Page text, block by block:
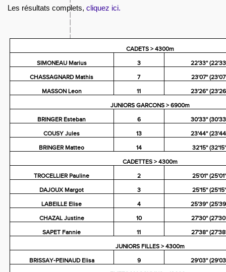
Les résultats complets, cliquez ici.
CADETS > 4300m
SIMONEAU Marius
3
22'33''
CHASSAGNARD Mathis
7
23'07''
MASSON Leon
11
23'26''
JUNIORS GARCONS > 6900m
BRINGER Esteban
6
30'33''
COUSY Jules
13
23'44''
BRINGER Matteo
14
32'15''
CADETTES > 4300m
TROCELLIER Pauline
2
25'01''
DAJOUX Margot
3
25'15''
LABEILLE Elise
4
25'39''
CHAZAL Justine
10
27'30''
SAPET Fannie
11
27'38''
JUNIORS FILLES > 4300m
BRISSAY-PEINAUD Elisa
9
29'03''